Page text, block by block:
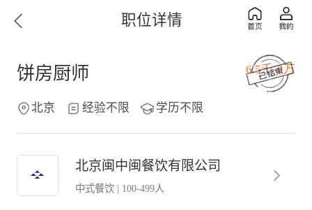
职位详情
饼房厨师 6.5千-2万
北京 经验不限 学历不限
北京闽中闽餐饮有限公司
中式餐饮 | 100-499人